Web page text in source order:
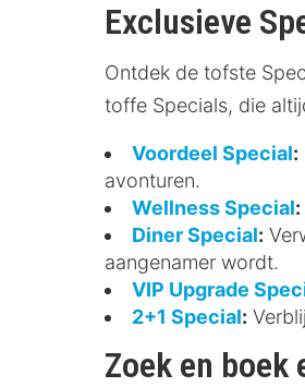
Exclusieve
Ontdek de tofste
toffe Specials, die
Voordeel Special:
avonturen.
Wellness Special:
Diner Special:
aangenamer wordt.
VIP Upgrade
2+1 Special:
Zoek en boek